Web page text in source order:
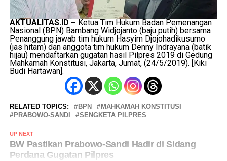
Image 1 of 4
AKTUALITAS.ID – Ketua Tim Hukum Badan Pemenangan
Nasional (BPN) Bambang Widjojanto (baju putih) bersama
Penanggung jawab tim hukum Hasyim Djojohadikusumo
(jas hitam) dan anggota tim hukum Denny Indrayana (batik
hijau) mendaftarkan gugatan hasil Pilpres 2019 di Gedung
Mahkamah Konstitusi, Jakarta, Jumat, (24/5/2019). [Kiki
Budi Hartawan].
RELATED TOPICS: BPN
MAHKAMAH KONSTITUSI
PRABOWO-SANDI
SENGKETA PILPRES
UP NEXT
BW Pastikan Prabowo-Sandi Hadir di Sidang
Perdana Gugatan Pilpres